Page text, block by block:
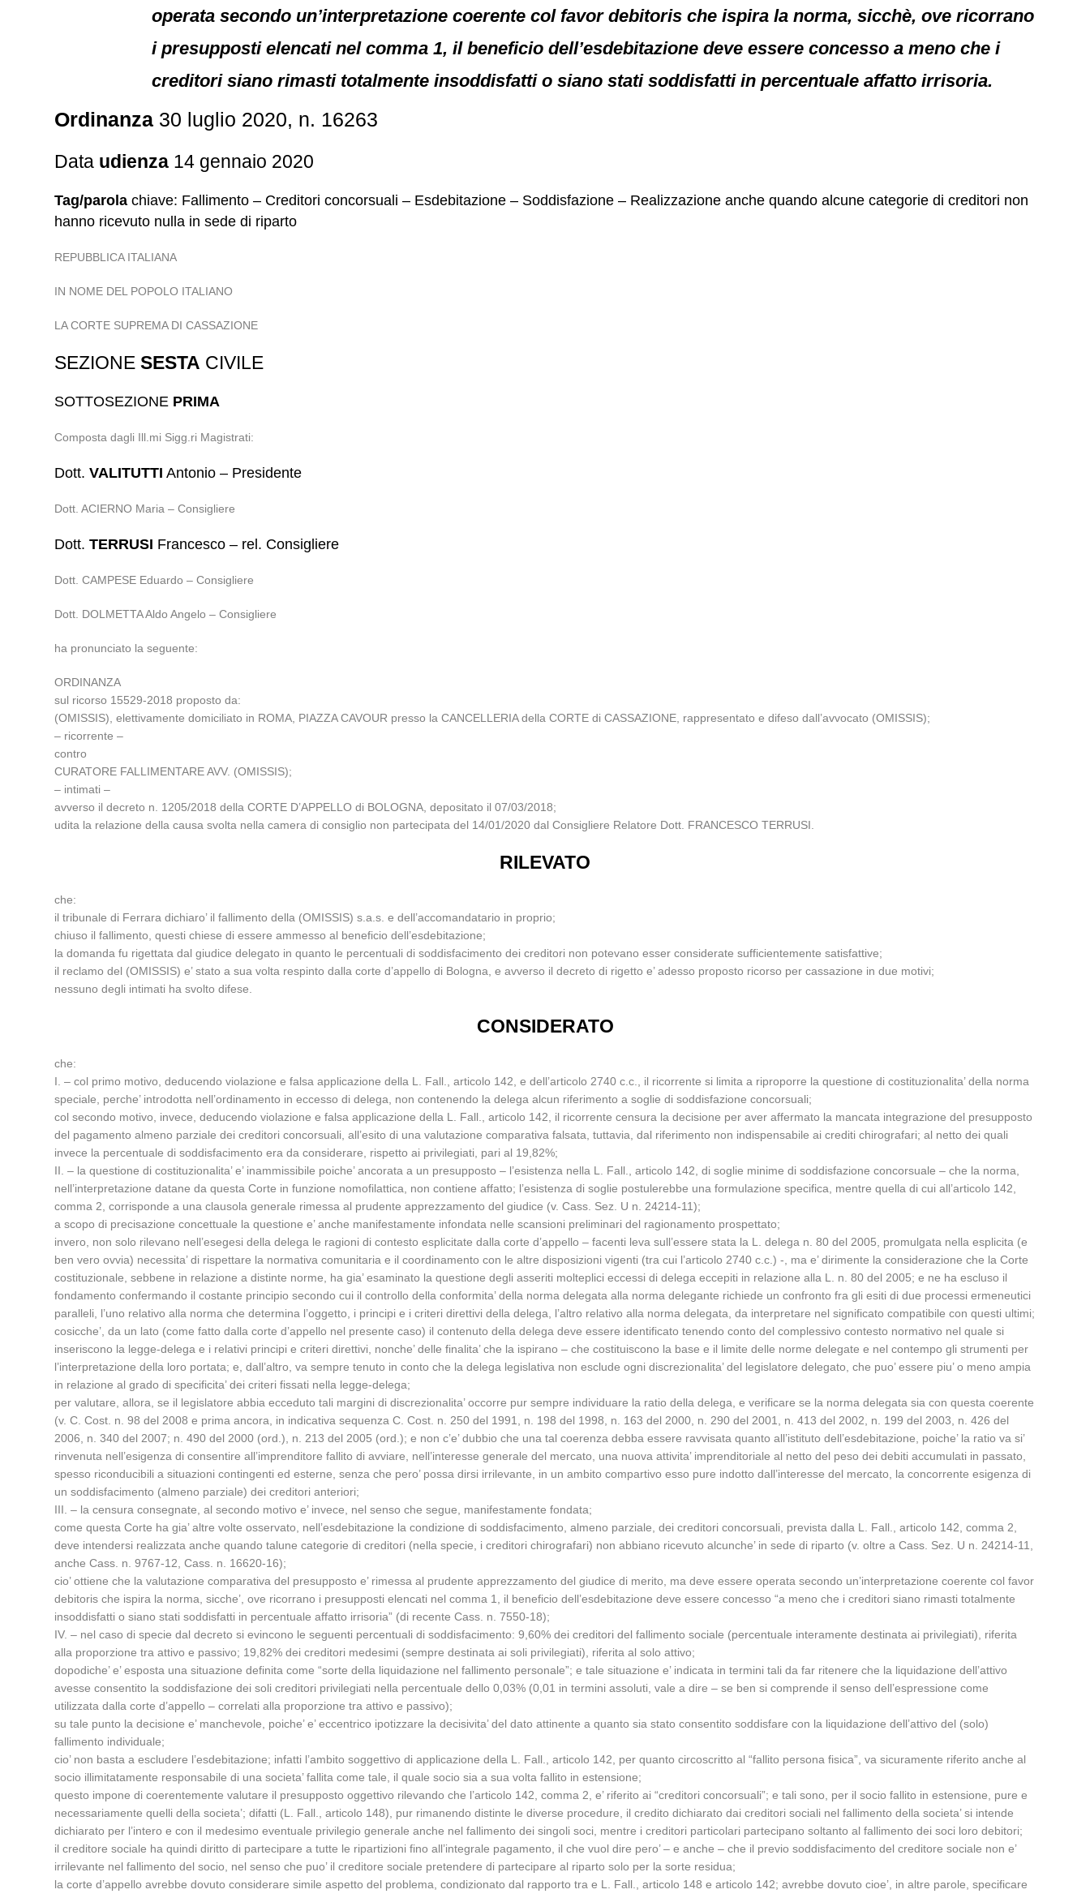
operata secondo un’interpretazione coerente col favor debitoris che ispira la norma, sicchè, ove ricorrano
i presupposti elencati nel comma 1, il beneficio dell’esdebitazione deve essere concesso a meno che i
creditori siano rimasti totalmente insoddisfatti o siano stati soddisfatti in percentuale affatto irrisoria.
Ordinanza 30 luglio 2020, n. 16263
Data udienza 14 gennaio 2020
Tag/parola chiave: Fallimento – Creditori concorsuali – Esdebitazione – Soddisfazione – Realizzazione anche quando alcune categorie di creditori non
hanno ricevuto nulla in sede di riparto
REPUBBLICA ITALIANA
IN NOME DEL POPOLO ITALIANO
LA CORTE SUPREMA DI CASSAZIONE
SEZIONESESTA CIVILE
SOTTOSEZIONE PRIMA
Composta dagli Ill.mi Sigg.ri Magistrati:
Dott.VALITUTTI Antonio – Presidente
Dott. ACIERNO Maria – Consigliere
Dott.TERRUSI Francesco – rel. Consigliere
Dott. CAMPESE Eduardo – Consigliere
Dott. DOLMETTA Aldo Angelo – Consigliere
ha pronunciato la seguente:
ORDINANZA
sul ricorso 15529-2018 proposto da:
(OMISSIS), elettivamente domiciliato in ROMA, PIAZZA CAVOUR presso la CANCELLERIA della CORTE di CASSAZIONE, rappresentato e difeso dall’avvocato (OMISSIS);
– ricorrente –
contro
CURATORE FALLIMENTARE AVV. (OMISSIS);
– intimati –
avverso il decreto n. 1205/2018 della CORTE D’APPELLO di BOLOGNA, depositato il 07/03/2018;
udita la relazione della causa svolta nella camera di consiglio non partecipata del 14/01/2020 dal Consigliere Relatore Dott. FRANCESCO TERRUSI.
RILEVATO
che:
il tribunale di Ferrara dichiaro’ il fallimento della (OMISSIS) s.a.s. e dell’accomandatario in proprio;
chiuso il fallimento, questi chiese di essere ammesso al beneficio dell’esdebitazione;
la domanda fu rigettata dal giudice delegato in quanto le percentuali di soddisfacimento dei creditori non potevano esser considerate sufficientemente satisfattive;
il reclamo del (OMISSIS) e’ stato a sua volta respinto dalla corte d’appello di Bologna, e avverso il decreto di rigetto e’ adesso proposto ricorso per cassazione in due motivi;
nessuno degli intimati ha svolto difese.
CONSIDERATO
che:
I. – col primo motivo, deducendo violazione e falsa applicazione della L. Fall., articolo 142, e dell’articolo 2740 c.c., il ricorrente si limita a riproporre la questione di costituzionalita’ della norma
speciale, perche’ introdotta nell’ordinamento in eccesso di delega, non contenendo la delega alcun riferimento a soglie di soddisfazione concorsuali;
col secondo motivo, invece, deducendo violazione e falsa applicazione della L. Fall., articolo 142, il ricorrente censura la decisione per aver affermato la mancata integrazione del presupposto
del pagamento almeno parziale dei creditori concorsuali, all’esito di una valutazione comparativa falsata, tuttavia, dal riferimento non indispensabile ai crediti chirografari; al netto dei quali
invece la percentuale di soddisfacimento era da considerare, rispetto ai privilegiati, pari al 19,82%;
II. – la questione di costituzionalita’ e’ inammissibile poiche’ ancorata a un presupposto – l’esistenza nella L. Fall., articolo 142, di soglie minime di soddisfazione concorsuale – che la norma,
nell’interpretazione datane da questa Corte in funzione nomofilattica, non contiene affatto; l’esistenza di soglie postulerebbe una formulazione specifica, mentre quella di cui all’articolo 142,
comma 2, corrisponde a una clausola generale rimessa al prudente apprezzamento del giudice (v. Cass. Sez. U n. 24214-11);
a scopo di precisazione concettuale la questione e’ anche manifestamente infondata nelle scansioni preliminari del ragionamento prospettato;
invero, non solo rilevano nell’esegesi della delega le ragioni di contesto esplicitate dalla corte d’appello – facenti leva sull’essere stata la L. delega n. 80 del 2005, promulgata nella esplicita (e
ben vero ovvia) necessita’ di rispettare la normativa comunitaria e il coordinamento con le altre disposizioni vigenti (tra cui l’articolo 2740 c.c.) -, ma e’ dirimente la considerazione che la Corte
costituzionale, sebbene in relazione a distinte norme, ha gia’ esaminato la questione degli asseriti molteplici eccessi di delega eccepiti in relazione alla L. n. 80 del 2005; e ne ha escluso il
fondamento confermando il costante principio secondo cui il controllo della conformita’ della norma delegata alla norma delegante richiede un confronto fra gli esiti di due processi ermeneutici
paralleli, l’uno relativo alla norma che determina l’oggetto, i principi e i criteri direttivi della delega, l’altro relativo alla norma delegata, da interpretare nel significato compatibile con questi ultimi;
cosicche’, da un lato (come fatto dalla corte d’appello nel presente caso) il contenuto della delega deve essere identificato tenendo conto del complessivo contesto normativo nel quale si
inseriscono la legge-delega e i relativi principi e criteri direttivi, nonche’ delle finalita’ che la ispirano – che costituiscono la base e il limite delle norme delegate e nel contempo gli strumenti per
l’interpretazione della loro portata; e, dall’altro, va sempre tenuto in conto che la delega legislativa non esclude ogni discrezionalita’ del legislatore delegato, che puo’ essere piu’ o meno ampia
in relazione al grado di specificita’ dei criteri fissati nella legge-delega;
per valutare, allora, se il legislatore abbia ecceduto tali margini di discrezionalita’ occorre pur sempre individuare la ratio della delega, e verificare se la norma delegata sia con questa coerente
(v. C. Cost. n. 98 del 2008 e prima ancora, in indicativa sequenza C. Cost. n. 250 del 1991, n. 198 del 1998, n. 163 del 2000, n. 290 del 2001, n. 413 del 2002, n. 199 del 2003, n. 426 del
2006, n. 340 del 2007; n. 490 del 2000 (ord.), n. 213 del 2005 (ord.); e non c’e’ dubbio che una tal coerenza debba essere ravvisata quanto all’istituto dell’esdebitazione, poiche’ la ratio va si’
rinvenuta nell’esigenza di consentire all’imprenditore fallito di avviare, nell’interesse generale del mercato, una nuova attivita’ imprenditoriale al netto del peso dei debiti accumulati in passato,
spesso riconducibili a situazioni contingenti ed esterne, senza che pero’ possa dirsi irrilevante, in un ambito compartivo esso pure indotto dall’interesse del mercato, la concorrente esigenza di
un soddisfacimento (almeno parziale) dei creditori anteriori;
III. – la censura consegnate, al secondo motivo e’ invece, nel senso che segue, manifestamente fondata;
come questa Corte ha gia’ altre volte osservato, nell’esdebitazione la condizione di soddisfacimento, almeno parziale, dei creditori concorsuali, prevista dalla L. Fall., articolo 142, comma 2,
deve intendersi realizzata anche quando talune categorie di creditori (nella specie, i creditori chirografari) non abbiano ricevuto alcunche’ in sede di riparto (v. oltre a Cass. Sez. U n. 24214-11,
anche Cass. n. 9767-12, Cass. n. 16620-16);
cio’ ottiene che la valutazione comparativa del presupposto e’ rimessa al prudente apprezzamento del giudice di merito, ma deve essere operata secondo un’interpretazione coerente col favor
debitoris che ispira la norma, sicche’, ove ricorrano i presupposti elencati nel comma 1, il beneficio dell’esdebitazione deve essere concesso “a meno che i creditori siano rimasti totalmente
insoddisfatti o siano stati soddisfatti in percentuale affatto irrisoria” (di recente Cass. n. 7550-18);
IV. – nel caso di specie dal decreto si evincono le seguenti percentuali di soddisfacimento: 9,60% dei creditori del fallimento sociale (percentuale interamente destinata ai privilegiati), riferita
alla proporzione tra attivo e passivo; 19,82% dei creditori medesimi (sempre destinata ai soli privilegiati), riferita al solo attivo;
dopodiche’ e’ esposta una situazione definita come “sorte della liquidazione nel fallimento personale”; e tale situazione e’ indicata in termini tali da far ritenere che la liquidazione dell’attivo
avesse consentito la soddisfazione dei soli creditori privilegiati nella percentuale dello 0,03% (0,01 in termini assoluti, vale a dire – se ben si comprende il senso dell’espressione come
utilizzata dalla corte d’appello – correlati alla proporzione tra attivo e passivo);
su tale punto la decisione e’ manchevole, poiche’ e’ eccentrico ipotizzare la decisivita’ del dato attinente a quanto sia stato consentito soddisfare con la liquidazione dell’attivo del (solo)
fallimento individuale;
cio’ non basta a escludere l’esdebitazione; infatti l’ambito soggettivo di applicazione della L. Fall., articolo 142, per quanto circoscritto al “fallito persona fisica”, va sicuramente riferito anche al
socio illimitatamente responsabile di una societa’ fallita come tale, il quale socio sia a sua volta fallito in estensione;
questo impone di coerentemente valutare il presupposto oggettivo rilevando che l’articolo 142, comma 2, e’ riferito ai “creditori concorsuali”; e tali sono, per il socio fallito in estensione, pure e
necessariamente quelli della societa’; difatti (L. Fall., articolo 148), pur rimanendo distinte le diverse procedure, il credito dichiarato dai creditori sociali nel fallimento della societa’ si intende
dichiarato per l’intero e con il medesimo eventuale privilegio generale anche nel fallimento dei singoli soci, mentre i creditori particolari partecipano soltanto al fallimento dei soci loro debitori;
il creditore sociale ha quindi diritto di partecipare a tutte le ripartizioni fino all’integrale pagamento, il che vuol dire pero’ – e anche – che il previo soddisfacimento del creditore sociale non e’
irrilevante nel fallimento del socio, nel senso che puo’ il creditore sociale pretendere di partecipare al riparto solo per la sorte residua;
la corte d’appello avrebbe dovuto considerare simile aspetto del problema, condizionato dal rapporto tra e L. Fall., articolo 148 e articolo 142; avrebbe dovuto cioe’, in altre parole, specificare